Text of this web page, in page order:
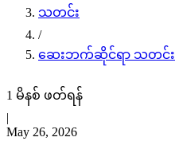
သတင်း
/
ဆေးဘက်ဆိုင်ရာ သတင်း
1 မိနစ် ဖတ်ရန်
|
May 26, 2026